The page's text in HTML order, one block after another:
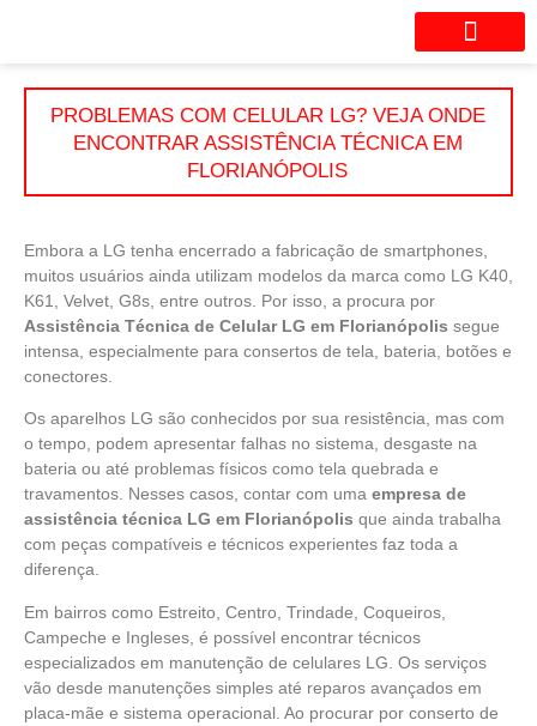
PROBLEMAS COM CELULAR LG? VEJA ONDE
ENCONTRAR ASSISTÊNCIA TÉCNICA EM
FLORIANÓPOLIS
Embora a LG tenha encerrado a fabricação de smartphones,
muitos usuários ainda utilizam modelos da marca como LG K40,
K61, Velvet, G8s, entre outros. Por isso, a procura por
Assistência Técnica de Celular LG em Florianópolis segue
intensa, especialmente para consertos de tela, bateria, botões e
conectores.
Os aparelhos LG são conhecidos por sua resistência, mas com
o tempo, podem apresentar falhas no sistema, desgaste na
bateria ou até problemas físicos como tela quebrada e
travamentos. Nesses casos, contar com uma empresa de
assistência técnica LG em Florianópolis que ainda trabalha
com peças compatíveis e técnicos experientes faz toda a
diferença.
Em bairros como Estreito, Centro, Trindade, Coqueiros,
Campeche e Ingleses, é possível encontrar técnicos
especializados em manutenção de celulares LG. Os serviços
vão desde manutenções simples até reparos avançados em
placa-mãe e sistema operacional. Ao procurar por conserto de